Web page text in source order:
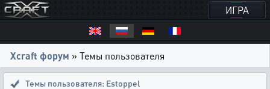
ИГРА
Xcraft форум » Темы пользователя
Темы пользователя: Estoppel